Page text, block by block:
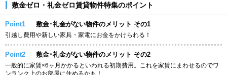
敷金ゼロ・礼金ゼロ賃貸物件特集のポイント
Point1 敷金･礼金がない物件のメリット その1
引越し費用や新しい家具・家電にお金をかけられる！
Point2 敷金･礼金がない物件のメリット その2
一般的に家賃×6ヶ月かかるといわれる初期費用。これを家賃にまわせるのでワ
ンランク上のお部屋に住めるかも！